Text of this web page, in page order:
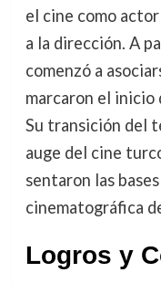
el cine como
a la dirección. A
comenzó a
marcaron el inicio
Su transición del
auge del cine
sentaron las
cinematográfica
Logros y